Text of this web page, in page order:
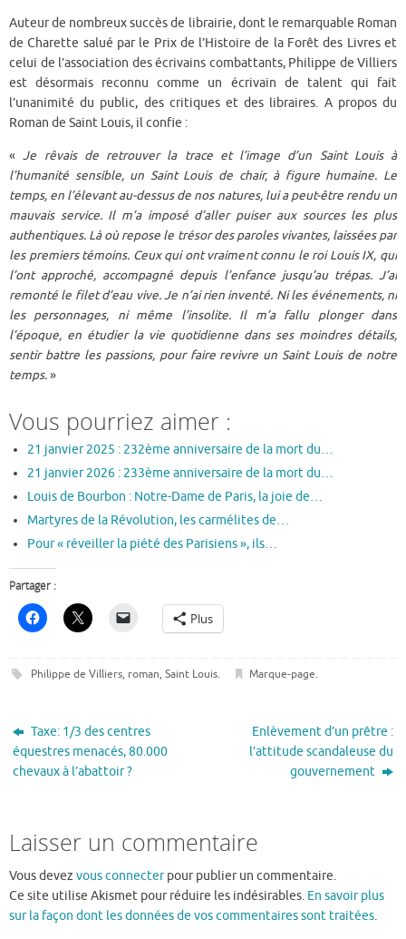
Auteur de nombreux succès de librairie, dont le remarquable Roman
de Charette salué par le Prix de l’Histoire de la Forêt des Livres et
celui de l’association des écrivains combattants, Philippe de Villiers
est désormais reconnu comme un écrivain de talent qui fait
l’unanimité du public, des critiques et des libraires. A propos du
Roman de Saint Louis, il confie :
«Je rêvais de retrouver la trace et l’image d’un Saint Louis à
l’humanité sensible, un Saint Louis de chair, à figure humaine. Le
temps, en l’élevant au-dessus de nos natures, lui a peut-être rendu un
mauvais service. Il m’a imposé d’aller puiser aux sources les plus
authentiques. Là où repose le trésor des paroles vivantes, laissées par
les premiers témoins. Ceux qui ont vraiment connu le roi Louis IX, qui
l’ont approché, accompagné depuis l’enfance jusqu’au trépas. J’ai
remonté le filet d’eau vive. Je n’ai rien inventé. Ni les événements, ni
les personnages, ni même l’insolite. Il m’a fallu plonger dans
l’époque, en étudier la vie quotidienne dans ses moindres détails,
sentir battre les passions, pour faire revivre un Saint Louis de notre
temps.»
Vous pourriez aimer :
21 janvier 2025 : 232ème anniversaire de la mort du…
21 janvier 2026 : 233ème anniversaire de la mort du…
Louis de Bourbon : Notre-Dame de Paris, la joie de…
Martyres de la Révolution, les carmélites de…
Pour « réveiller la piété des Parisiens », ils…
Partager :
Plus
Philippe de Villiers, roman, Saint Louis. Marque-page.
Taxe: 1/3 des centres
équestres menacés, 80.000
chevaux à l’abattoir ?
Enlèvement d’un prêtre :
l’attitude scandaleuse du
gouvernement
Laisser un commentaire
Vous devez vous connecterpour publier un commentaire.
Ce site utilise Akismet pour réduire les indésirables. En savoir plus
sur la façon dont les données de vos commentaires sont traitées.